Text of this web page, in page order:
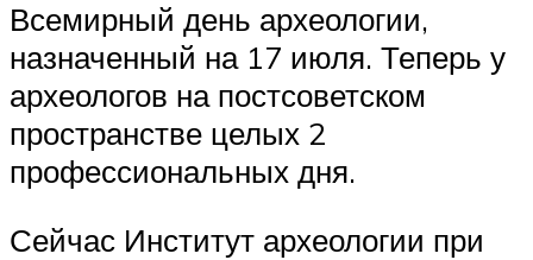
Всемирный день археологии,
назначенный на 17 июля. Теперь у
археологов на постсоветском
пространстве целых 2
профессиональных дня.
Сейчас Институт археологии при